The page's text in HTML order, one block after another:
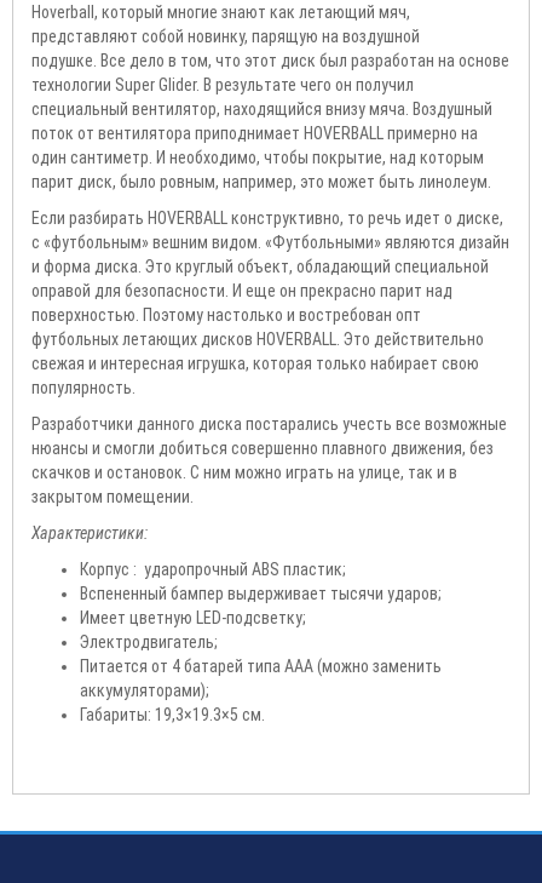
Hoverball, который многие знают как летающий мяч,
представляют собой новинку, парящую на воздушной
подушке. Все дело в том, что этот диск был разработан на основе
технологии Super Glider. В результате чего он получил
специальный вентилятор, находящийся внизу мяча. Воздушный
поток от вентилятора приподнимает HOVERBALL примерно на
один сантиметр. И необходимо, чтобы покрытие, над которым
парит диск, было ровным, например, это может быть линолеум.
Если разбирать HOVERBALL конструктивно, то речь идет о диске,
с «футбольным» вешним видом. «Футбольными» являются дизайн
и форма диска. Это круглый объект, обладающий специальной
оправой для безопасности. И еще он прекрасно парит над
поверхностью. Поэтому настолько и востребован опт
футбольных летающих дисков HOVERBALL. Это действительно
свежая и интересная игрушка, которая только набирает свою
популярность.
Разработчики данного диска постарались учесть все возможные
нюансы и смогли добиться совершенно плавного движения, без
скачков и остановок. С ним можно играть на улице, так и в
закрытом помещении.
Характеристики:
Корпус : ударопрочный ABS пластик;
Вспененный бампер выдерживает тысячи ударов;
Имеет цветную LED-подсветку;
Электродвигатель;
Питается от 4 батарей типа AAA (можно заменить
аккумуляторами);
Габариты: 19,3×19.3×5 см.